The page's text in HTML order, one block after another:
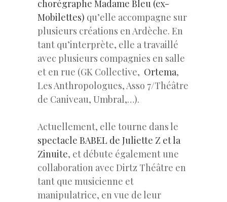
chorégraphe Madame Bleu (ex-
Mobilettes) qu’elle accompagne sur
plusieurs créations en Ardèche. En
tant qu’interprète, elle a travaillé
avec plusieurs compagnies en salle
et en rue (GK Collective, Ortema,
Les Anthropologues, Asso 7/Théâtre
de Caniveau, Umbral,…).
Actuellement, elle tourne dans le
spectacle BABEL de Juliette Z et la
Zinuite, et débute également une
collaboration avec Dirtz Théâtre en
tant que musicienne et
manipulatrice, en vue de leur